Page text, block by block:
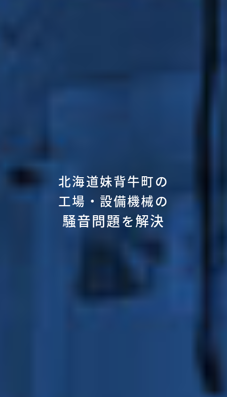
北海道妹背牛町の
工場・設備機械の
騒音問題を解決